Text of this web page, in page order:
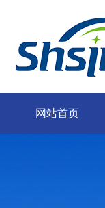
网站首页